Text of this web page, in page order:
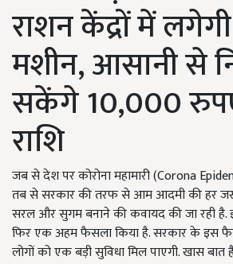
राशन केंद्रों में
मशीन, आसानी से
सकेंगे 10,000
राशि
जब से देश पर कोरोना महामारी (Corona
तब से सरकार की तरफ से आम आदमी की हर
सरल और सुगम बनाने की कवायद की जा रही है.
फिर एक अहम फैसला किया है. सरकार के इस
लोगों को एक बड़ी सुविधा मिल पाएगी. खास बात